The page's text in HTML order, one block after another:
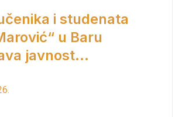
i studenata
u Baru
javnost...